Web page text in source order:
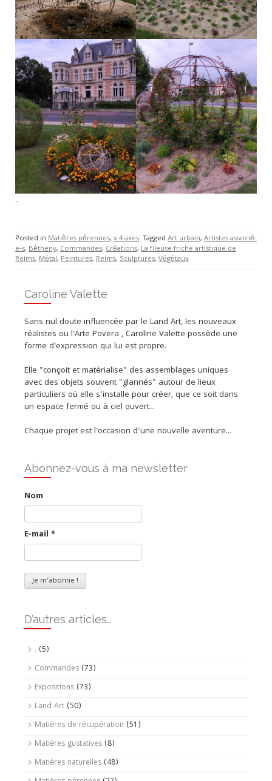
..
Posted in Matières pérennes, x 4 axes Tagged Art urbain, Artistes associé-
e-s, Bétheny, Commandes, Créations, La fileuse friche artistique de
Reims, Métal, Peintures, Reims, Sculptures, Végétaux
Caroline Valette
Sans nul doute influencée par le Land Art, les nouveaux
réalistes ou l'Arte Povera , Caroline Valette possède une
forme d'expression qui lui est propre.
Elle "conçoit et matérialise" des assemblages uniques
avec des objets souvent "glannés" autour de lieux
particuliers où elle s'installe pour créer, que ce soit dans
un espace fermé ou à ciel ouvert...
Chaque projet est l'occasion d'une nouvelle aventure...
Abonnez-vous à ma newsletter
Nom
E-mail *
D’autres articles…
. (5)
Commandes (73)
Expositions (73)
Land Art (50)
Matières de récupération (51)
Matières gustatives (8)
Matières naturelles (48)